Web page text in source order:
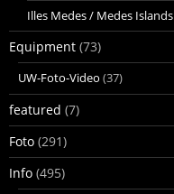
Illes Medes / Medes Islands
Equipment (73)
UW-Foto-Video (37)
featured (7)
Foto (291)
Info (495)